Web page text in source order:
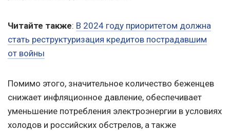
Читайте также: В 2024 году приоритетом должна
стать реструктуризация кредитов пострадавшим
от войны
Помимо этого, значительное количество беженцев
снижает инфляционное давление, обеспечивает
уменьшение потребления электроэнергии в условиях
холодов и российских обстрелов, а также